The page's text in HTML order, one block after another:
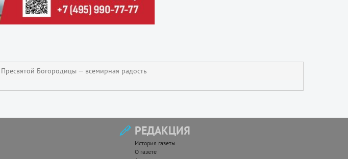
Богородицы — всемирная радость
РЕДАКЦИЯ
История газеты
О газете